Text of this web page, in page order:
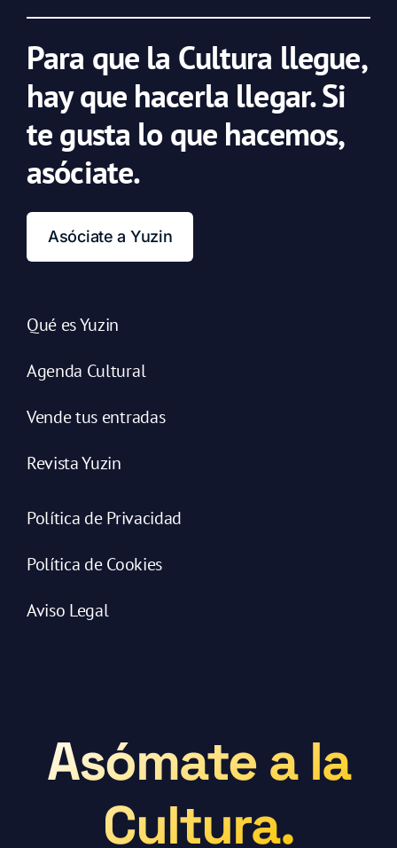
Para que la Cultura llegue,
hay que hacerla llegar. Si
te gusta lo que hacemos,
asóciate.
Asóciate a Yuzin
Qué es Yuzin
Agenda Cultural
Vende tus entradas
Revista Yuzin
Política de Privacidad
Política de Cookies
Aviso Legal
Asómate a la
Cultura.